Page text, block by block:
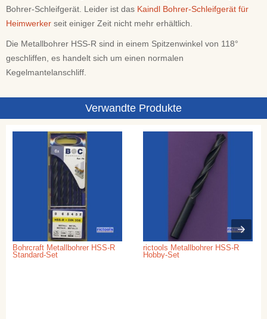
Bohrer-Schleifgerät. Leider ist das Kaindl Bohrer-Schleifgerät für
Heimwerker seit einiger Zeit nicht mehr erhältlich.
Die Metallbohrer HSS-R sind in einem Spitzenwinkel von 118°
geschliffen, es handelt sich um einen normalen
Kegelmantelanschliff.
Verwandte Produkte
Bohrcraft Metallbohrer HSS-R
Standard-Set
rictools Metallbohrer HSS-R
Hobby-Set